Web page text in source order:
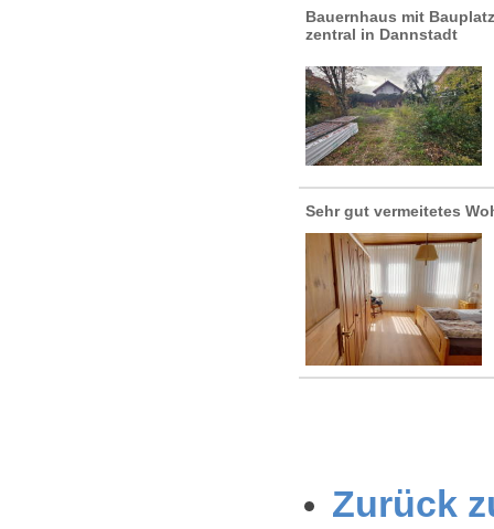
Bauernhaus mit
zentral in Dannstadt
Sehr gut vermeitetes
Zurück